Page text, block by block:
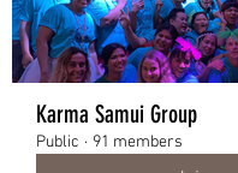
Karma Samui Group
Public · 91 members